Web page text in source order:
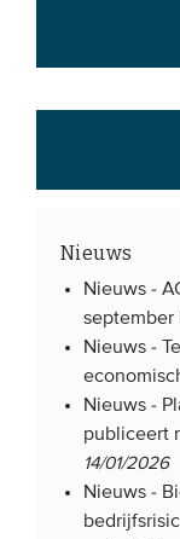
Nieuws
Nieuws -
september
Nieuws -
Nieuws -
publiceert
14/01/2026
Nieuws -